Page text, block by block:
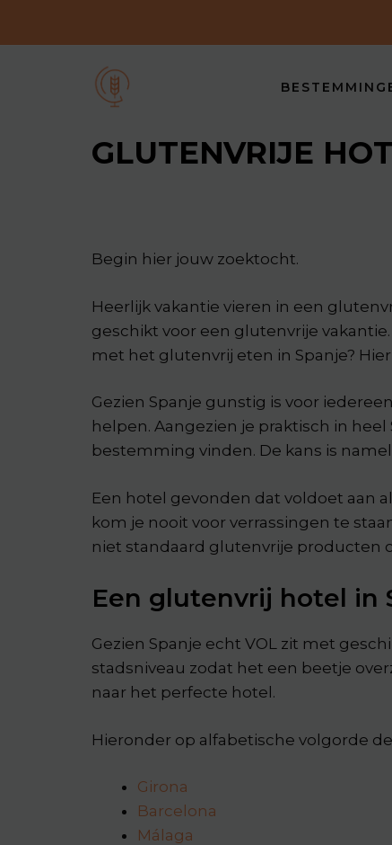
GLUTENVRIJE
Begin hier jouw zoektocht.
Heerlijk vakantie vieren in een
geschikt voor een glutenvrije
met het glutenvrij eten in Spanje?
Gezien Spanje gunstig is voor
helpen. Aangezien je praktisch in
bestemming vinden. De kans is
Een hotel gevonden dat voldoet aan
kom je nooit voor verrassingen te
niet standaard glutenvrije producten
Een glutenvrij hotel in
Gezien Spanje echt VOL zit met
stadsniveau zodat het een beetje
naar het perfecte hotel.
Hieronder op alfabetische volgorde
Girona
Barcelona
Málaga